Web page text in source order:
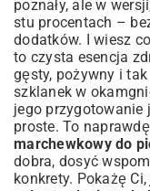
Sok Marchwiowy z
– Klasyka Smaku
Wersja
Dodatki Zdrowia
Korzyści Zdrowotne
Soku
Przechowywanie i
Domowego Soku
Podsumowanie:
Smakiem Domu!
poznały, ale w
stu procentach –
dodatków. I wiesz
to czysta esencja
gęsty, pożywny i
szklanek w
jego przygotowanie
proste. To naprawdę
marchewkowy do
dobra, dosyć
konkrety. Pokażę Ci,